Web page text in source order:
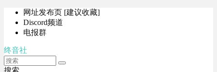
网址发布页 [建议收藏]
Discord频道
电报群
终音社
搜索